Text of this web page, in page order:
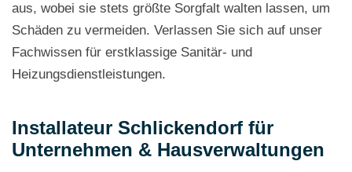
aus, wobei sie stets größte Sorgfalt walten lassen, um
Schäden zu vermeiden. Verlassen Sie sich auf unser
Fachwissen für erstklassige Sanitär- und
Heizungsdienstleistungen.
Installateur Schlickendorf für
Unternehmen & Hausverwaltungen